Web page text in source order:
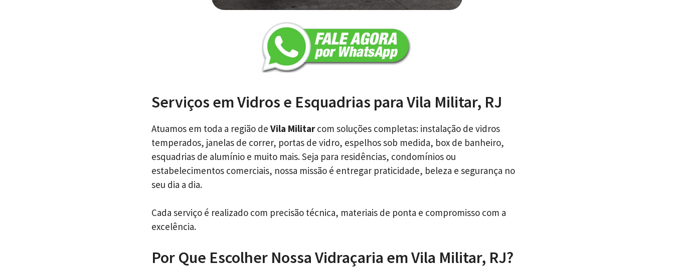
Serviços em Vidros e Esquadrias para Vila Militar, RJ
Atuamos em toda a região de Vila Militarcom soluções completas: instalação de vidros
temperados, janelas de correr, portas de vidro, espelhos sob medida, box de banheiro,
esquadrias de alumínio e muito mais. Seja para residências, condomínios ou
estabelecimentos comerciais, nossa missão é entregar praticidade, beleza e segurança no
seu dia a dia.
Cada serviço é realizado com precisão técnica, materiais de ponta e compromisso com a
excelência.
Por Que Escolher Nossa Vidraçaria em Vila Militar, RJ?